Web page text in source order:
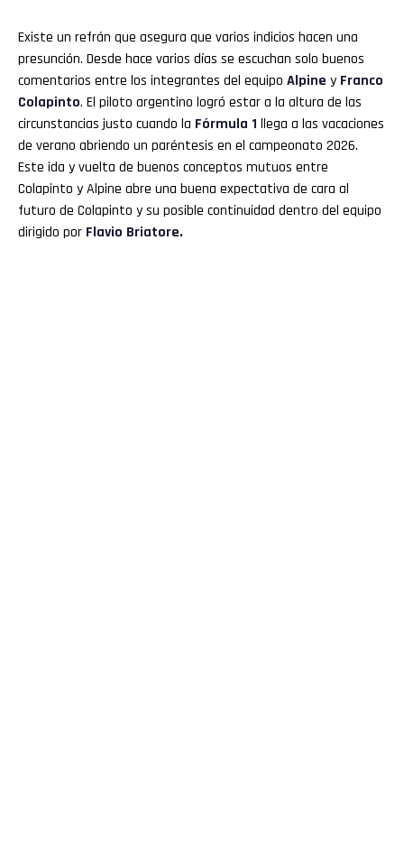
Existe un refrán que asegura que varios indicios hacen una
presunción. Desde hace varios días se escuchan solo buenos
comentarios entre los integrantes del equipo Alpine y Franco
Colapinto. El piloto argentino logró estar a la altura de las
circunstancias justo cuando la Fórmula 1 llega a las vacaciones
de verano abriendo un paréntesis en el campeonato 2026.
Este ida y vuelta de buenos conceptos mutuos entre
Colapinto y Alpine abre una buena expectativa de cara al
futuro de Colapinto y su posible continuidad dentro del equipo
dirigido por Flavio Briatore.